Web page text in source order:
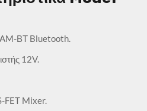
ΒΤ Bluetooth.
12V.
FET Mixer.